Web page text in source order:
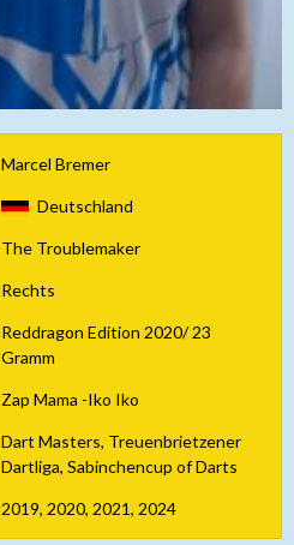
Marcel Bremer
Deutschland
The Troublemaker
Rechts
Reddragon Edition 2020/ 23
Gramm
Zap Mama -Iko Iko
Dart Masters, Treuenbrietzener
Dartliga, Sabinchencup of Darts
2019, 2020, 2021, 2024